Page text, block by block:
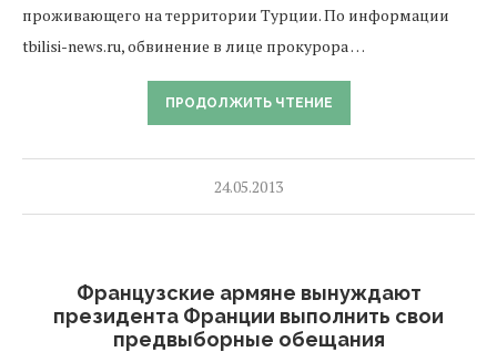
проживающего на территории Турции. По информации
tbilisi-news.ru, обвинение в лице прокурора …
ПРОДОЛЖИТЬ ЧТЕНИЕ
24.05.2013
Французские армяне вынуждают
президента Франции выполнить свои
предвыборные обещания